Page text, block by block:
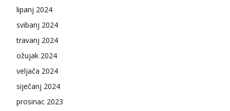
lipanj 2024
svibanj 2024
travanj 2024
ožujak 2024
veljača 2024
siječanj 2024
prosinac 2023